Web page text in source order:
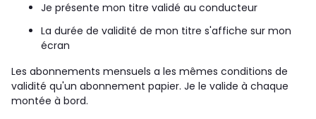
Je présente mon titre validé au conducteur
La durée de validité de mon titre s'affiche sur mon
écran
Les abonnements mensuels a les mêmes conditions de
validité qu'un abonnement papier. Je le valide à chaque
montée à bord.